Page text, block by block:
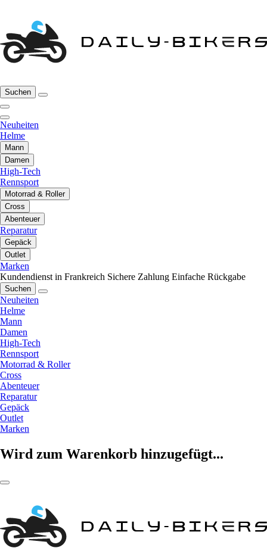
Suchen
Neuheiten
Helme
Mann
Damen
High-Tech
Rennsport
Motorrad & Roller
Cross
Abenteuer
Reparatur
Gepäck
Outlet
Marken
Kundendienst in Frankreich Sichere Zahlung Einfache Rückgabe
Suchen
Neuheiten
Helme
Mann
Damen
High-Tech
Rennsport
Motorrad & Roller
Cross
Abenteuer
Reparatur
Gepäck
Outlet
Marken
Wird zum Warenkorb hinzugefügt...